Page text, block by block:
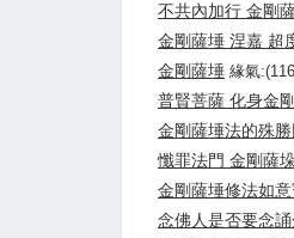
不共內加行 金剛
金剛薩埵 涅嘉 超
金剛薩埵 緣氣
普賢菩薩 化身金
金剛薩埵法的殊
懺罪法門 金剛薩
金剛薩埵修法如
念佛人是否要念